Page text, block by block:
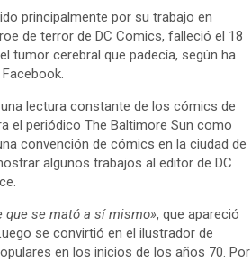
principalmente por su trabajo en
de terror de DC Comics, falleció el 18
tumor cerebral que padecía, según ha
lectura constante de los cómics de
el periódico The Baltimore Sun como
convención de cómics en la ciudad de
algunos trabajos al editor de DC
que se mató a sí mismo», que apareció
se convirtió en el ilustrador de
en los inicios de los años 70. Por